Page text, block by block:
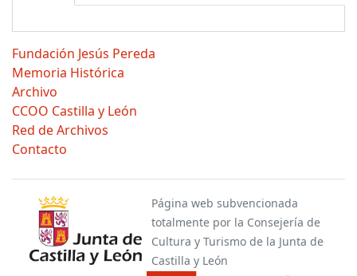
Fundación Jesús Pereda
Memoria Histórica
Archivo
CCOO Castilla y León
Red de Archivos
Contacto
Página web subvencionada
totalmente por la Consejería de
Cultura y Turismo de la Junta de
Castilla y León